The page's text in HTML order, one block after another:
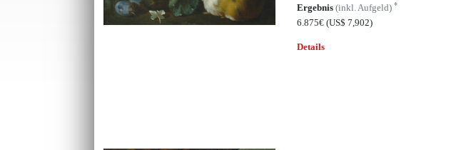
Ergebnis(inkl. Aufgeld)*
6.875€(US$ 7,902)
Details